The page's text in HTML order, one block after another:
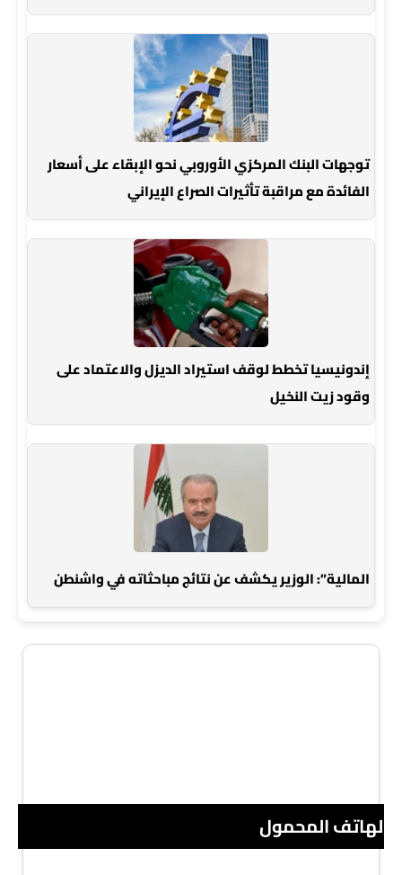
توجهات البنك المركزي الأوروبي نحو الإبقاء على أسعار
الفائدة مع مراقبة تأثيرات الصراع الإيراني
إندونيسيا تخطط لوقف استيراد الديزل والاعتماد على
وقود زيت النخيل
المالية”: الوزير يكشف عن نتائج مباحثاته في واشنطن
الهاتف المحمول